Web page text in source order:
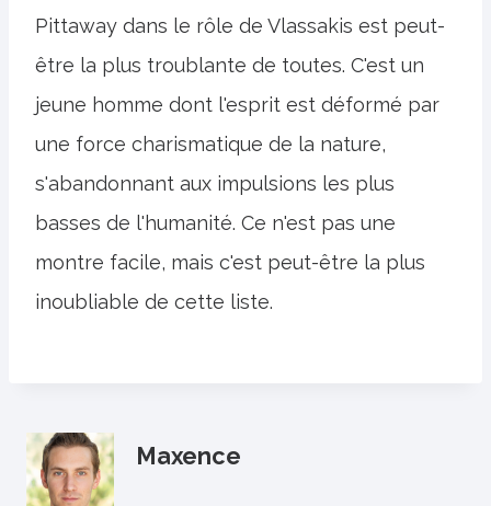
Pittaway dans le rôle de Vlassakis est peut-
être la plus troublante de toutes. C'est un
jeune homme dont l'esprit est déformé par
une force charismatique de la nature,
s'abandonnant aux impulsions les plus
basses de l'humanité. Ce n'est pas une
montre facile, mais c'est peut-être la plus
inoubliable de cette liste.
Maxence